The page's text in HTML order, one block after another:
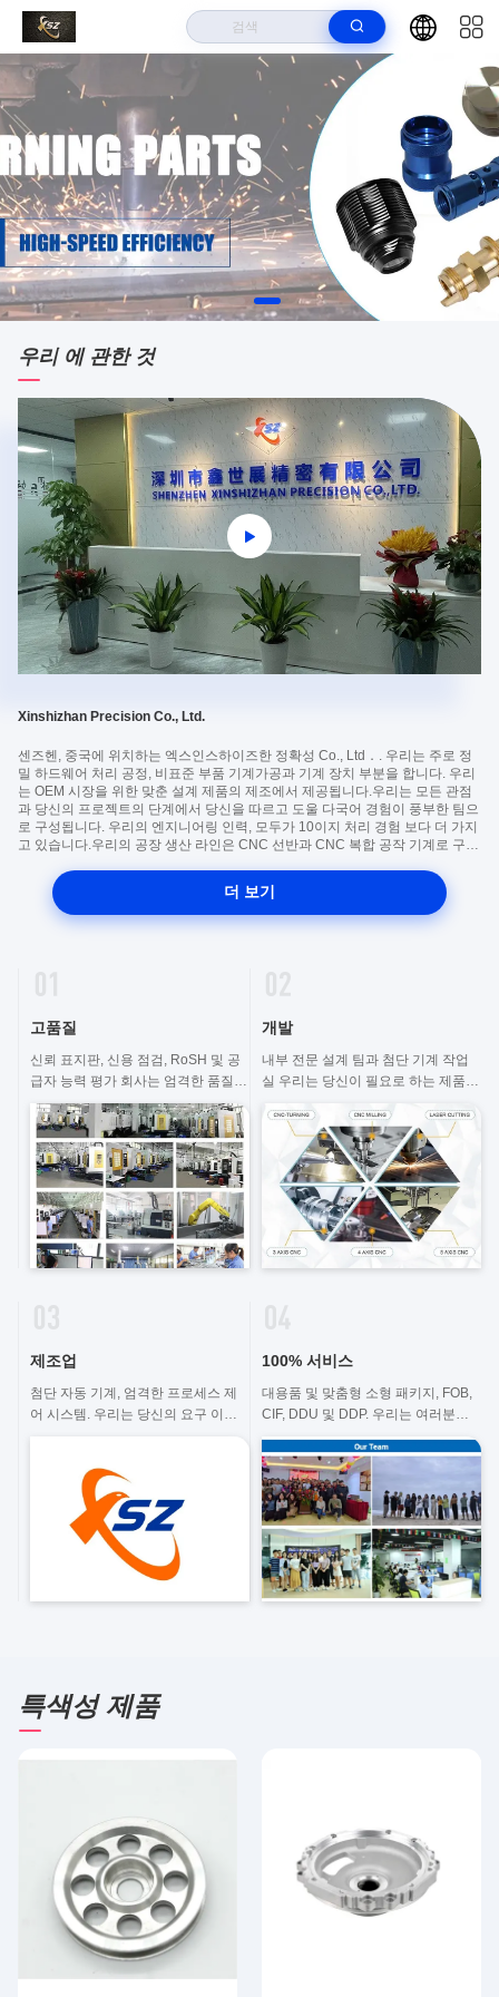
우리 에 관한 것
Xinshizhan Precision Co., Ltd.
센즈헨, 중국에 위치하는 엑스인스하이즈한 정확성 Co., Ltd．. 우리는 주로 정
밀 하드웨어 처리 공정, 비표준 부품 기계가공과 기계 장치 부분을 합니다. 우리
는 OEM 시장을 위한 맞춘 설계 제품의 제조에서 제공됩니다.우리는 모든 관점
과 당신의 프로젝트의 단계에서 당신을 따르고 도울 다국어 경험이 풍부한 팀으
로 구성됩니다. 우리의 엔지니어링 인력, 모두가 10이지 처리 경험 보다 더 가지
고 있습니다.우리의 공장 생산 라인은 CNC 선반과 CNC 복합 공작 기계로 구성
택으로, 우리는 전세계적으로 고객들을 위해 원형과 중소 규모의 시리즈 정밀
기계가공의 생산을 할 수 있습니다. 우리는 모든 적용을 위한 어떠한 표면 처리
로, 많은 다른 물질을 사용합니다. 자사 제품은 넓게 전자, 공작 기계류, 통신 도
더 보기
고품질
신뢰 표지판, 신용 점검, RoSH 및 공
급자 능력 평가 회사는 엄격한 품질
관리 시스템과 전문 테스트 실험실을
갖추고 있습니다.
개발
내부 전문 설계 팀과 첨단 기계 작업
실 우리는 당신이 필요로 하는 제품을
제조업
첨단 자동 기계, 엄격한 프로세스 제
어 시스템. 우리는 당신의 요구 이상
100% 서비스
대용품 및 맞춤형 소형 패키지, FOB,
CIF, DDU 및 DDP. 우리는 여러분의
모든 고민에 대해 최선의 해결책을 찾
을 수 있도록 도와드리겠습니다.
특색성 제품